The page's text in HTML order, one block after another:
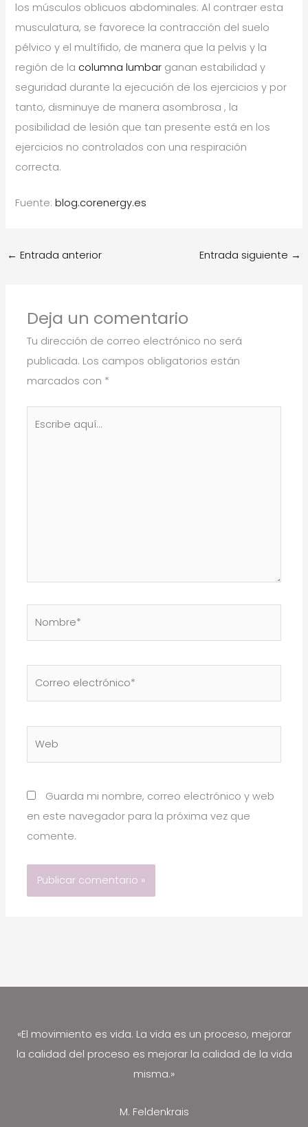
los músculos oblicuos abdominales. Al contraer esta
musculatura, se favorece la contracción del suelo
pélvico y el multífido, de manera que la pelvis y la
región de la columna lumbar ganan estabilidad y
seguridad durante la ejecución de los ejercicios y por
tanto, disminuye de manera asombrosa , la
posibilidad de lesión que tan presente está en los
ejercicios no controlados con una respiración
correcta.
Fuente:blog.corenergy.es
← Entrada anterior Entrada siguiente →
Deja un comentario
Tu dirección de correo electrónico no será
publicada. Los campos obligatorios están
marcados con *
Guarda mi nombre, correo electrónico y web
en este navegador para la próxima vez que
comente.
«El movimiento es vida. La vida es un proceso, mejorar
la calidad del proceso es mejorar la calidad de la vida
misma.»
M. Feldenkrais